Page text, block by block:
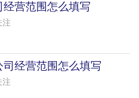
经营范围怎么填写
）
注
司经营范围怎么填写
）
注